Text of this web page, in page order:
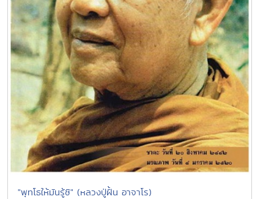
"พุทโธให้มันรู้ซิ" (หลวงปู่ฝั้น อาจาโร)